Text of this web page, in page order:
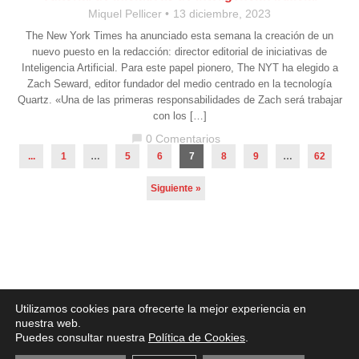
Miquel Pellicer 13 diciembre, 2023
The New York Times ha anunciado esta semana la creación de un
nuevo puesto en la redacción: director editorial de iniciativas de
Inteligencia Artificial. Para este papel pionero, The NYT ha elegido a
Zach Seward, editor fundador del medio centrado en la tecnología
Quartz. «Una de las primeras responsabilidades de Zach será trabajar
con los […]
0 Comentarios
... 1 … 5 6 7 8 9 … 62
Siguiente »
Aviso legal·Política de Privacidad·Política de Cookies
Utilizamos cookies para ofrecerte la mejor experiencia en
nuestra web.
Puedes consultar nuestra Política de Cookies